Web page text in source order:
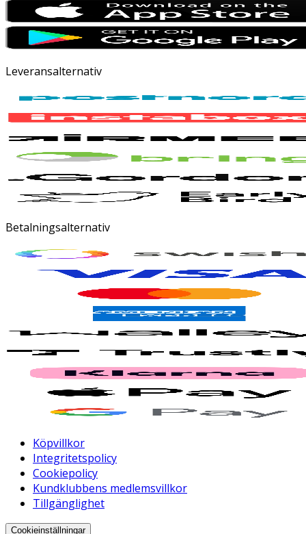
Leveransalternativ
Betalningsalternativ
Köpvillkor
Integritetspolicy
Cookiepolicy
Kundklubbens medlemsvillkor
Tillgänglighet
Cookieinställningar